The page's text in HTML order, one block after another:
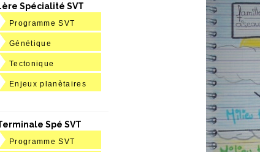
Spécialité SVT
Programme SVT
Génétique
Tectonique
Enjeux planètaires
Spé SVT
Programme SVT